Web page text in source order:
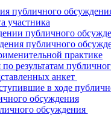
публичного
участника
публичного
публичного
практике
результатам
анкет
в ходе
обсуждения
обсуждения